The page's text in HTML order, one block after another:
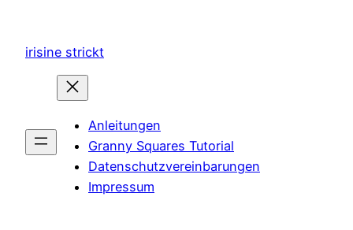
springen
irisine strickt
Anleitungen
Granny Squares Tutorial
Datenschutzvereinbarungen
Impressum